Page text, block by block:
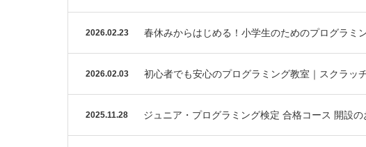
2026.02.23 春休みからはじめる！小学生のためのプログラミ
2026.02.03 初心者でも安心のプログラミング教室｜スクラッ
2025.11.28 ジュニア・プログラミング検定 合格コース 開設の